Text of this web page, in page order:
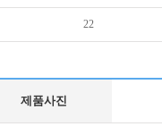
22
제품사진